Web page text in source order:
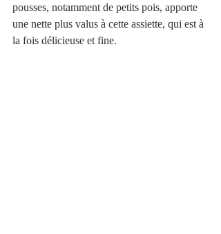
pousses, notamment de petits pois, apporte
une nette plus valus à cette assiette, qui est à
la fois délicieuse et fine.